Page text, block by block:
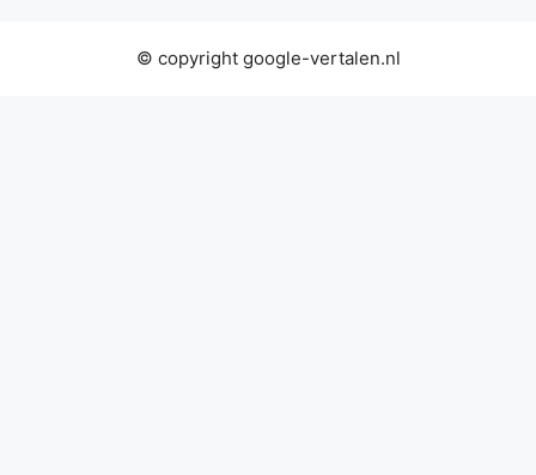
© copyright google-vertalen.nl